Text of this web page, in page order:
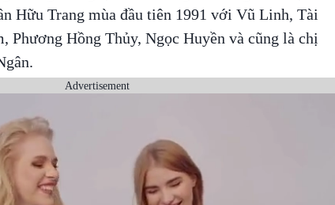
Hữu Trang mùa đầu tiên 1991 với Vũ Linh, Tài
Phương Hồng Thủy, Ngọc Huyền và cũng là chị
Advertisement